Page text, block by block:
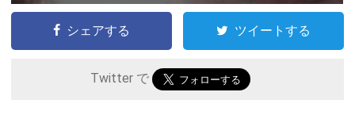
シェアする ツイートする
Twitter で